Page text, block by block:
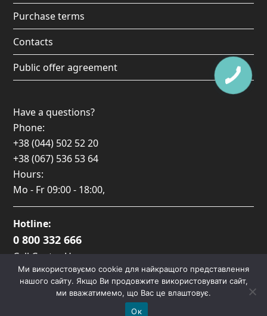
Purchase terms
Contacts
Public offer agreement
Have a questions?
Phone:
+38 (044) 502 52 20
+38 (067) 536 53 64
Hours:
Mo - Fr 09:00 - 18:00,
Hotline:
0 800 332 666
Call Center Hours:
Пн-Пт: 09:00 — 17:00
Ми використовуємо cookie для найкращого представлення
нашого сайту. Якщо Ви продовжите використовувати сайт,
ми вважатимемо, що Вас це влаштовує.
Ок